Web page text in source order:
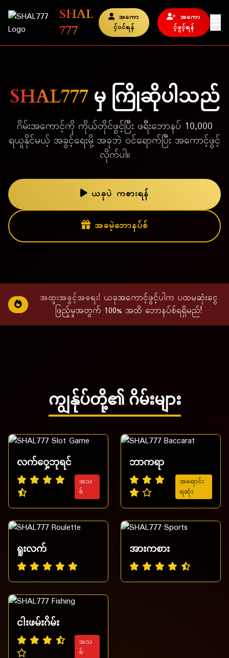
SHAL
777
အကော
င့်ဝင်ရန်
အကော
င့်ဖွင့်ရန်
SHAL777မှ ကြိုဆိုပါသည်
ဂိမ်းအကောင့်ကို ကိုယ်တိုင်ဖွင့်ပြီး ဖရီးဘောနပ် 10,000
ရယူနိုင်မယ့် အခွင့်ရေးမို့ အခုဘဲ ဝင်ရောက်ပြီး အကောင့်ဖွင့်
လိုက်ပါ။
ယခုပဲ ကစားရန်
အခမဲ့ဘောနပ်စ်
အထူးအခွင့်အရေး! ယခုအကောင့်ဖွင့်ပါက ပထမဆုံးငွေ
ဖြည့်မှုအတွက် 100% အထိ ဘောနပ်စ်ရရှိမည်!
ကျွန်ုပ်တို့၏ ဂိမ်းများ
လက်ဝှေ့ဘုရင်
အသ
စ်
ဘာကရာ
အရောင်း
ရဆုံး
ရူးလက် အားကစား
ငါးဖမ်းဂိမ်း
အသ
စ်